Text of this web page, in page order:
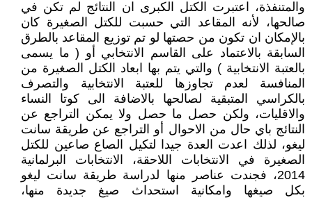
والمتنفذة، اعتبرت الكتل الكبرى ان النتائج لم تكن في
صالحها، لأنه المقاعد التي حسبت للكتل الصغيرة كان
بالإمكان ان تكون من حصتها لو تم توزيع المقاعد بالطرق
السابقة بالاعتماد على القاسم الانتخابي أو ( ما يسمى
بالعتبة الانتخابية ) والتي يتم بها ابعاد الكتل الصغيرة من
المنافسة لعدم تجاوزها للعتبة الانتخابية والتصرف
بالكراسي المتبقية لصالحها بالاضافة الى كوتا النساء
والاقليات، ولكن حصل ما حصل ولا يمكن التراجع عن
النتائج باي حال من الاحوال أو التراجع عن طريقة سانت
ليغو، لذلك اعدت العدة جيدا لتكيل الصاع صاعين للكتل
الصغيرة في الانتخابات اللاحقة، الانتخابات البرلمانية
2014، فجندت عناصر منها لدراسة طريقة سانت ليغو
بكل صيغها وامكانية استحداث صيغ جديدة منها،